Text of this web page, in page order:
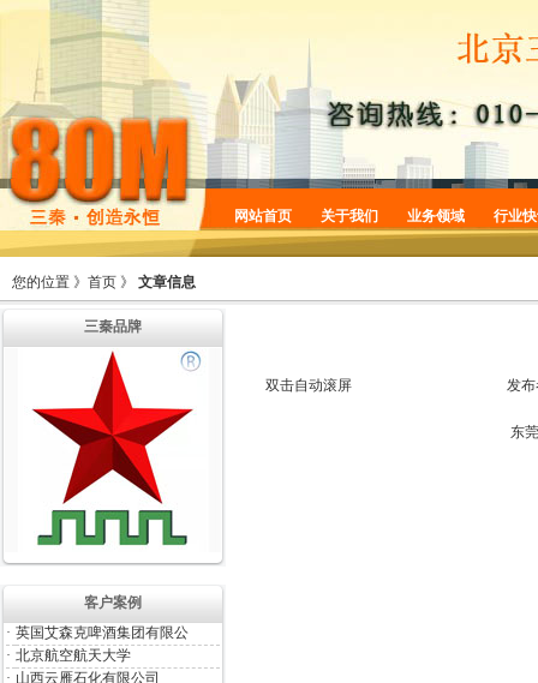
网站首页 关于我们
企业简介
业务领域
商标服务
行业
您的位置 》 首页 》 文章信息
三秦品牌
客户案例
· 英国艾森克啤酒集团有限公
· 北京航空航天大学
· 山西云雁石化有限公司
双击自动滚屏 发布
东